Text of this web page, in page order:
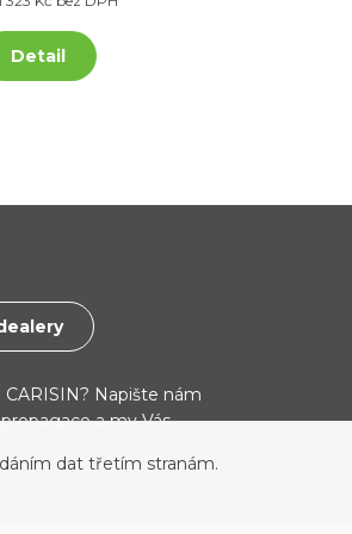
Detail
Napište nám
a my Vás
dat třetím stranám.